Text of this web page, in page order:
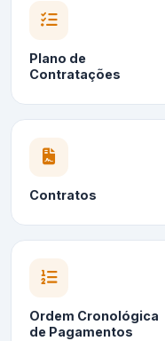
Plano de
Contratações
Contratos
Ordem Cronológica
de Pagamentos